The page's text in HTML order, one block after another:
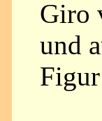
Giro
und